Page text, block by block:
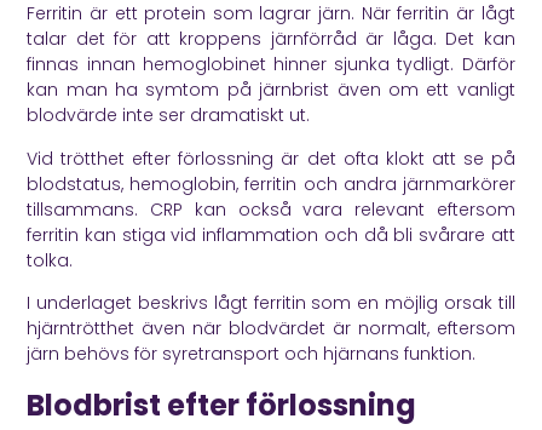
Ferritin är ett protein som lagrar järn. När ferritin är lågt
talar det för att kroppens järnförråd är låga. Det kan
finnas innan hemoglobinet hinner sjunka tydligt. Därför
kan man ha symtom på järnbrist även om ett vanligt
blodvärde inte ser dramatiskt ut.
Vid trötthet efter förlossning är det ofta klokt att se på
blodstatus, hemoglobin, ferritin och andra järnmarkörer
tillsammans. CRP kan också vara relevant eftersom
ferritin kan stiga vid inflammation och då bli svårare att
tolka.
I underlaget beskrivs lågt ferritin som en möjlig orsak till
hjärntrötthet även när blodvärdet är normalt, eftersom
järn behövs för syretransport och hjärnans funktion.
Blodbrist efter förlossning